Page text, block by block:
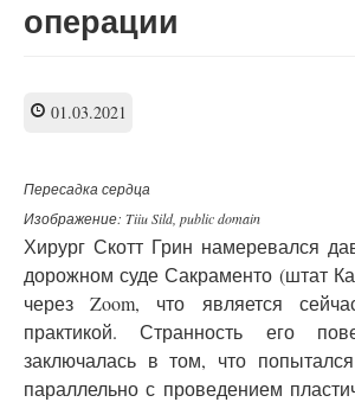
операции
01.03.2021
Пересадка сердца
Изображение: Tiiu Sild, public domain
Хирург Скотт Грин намеревался
дорожном суде Сакраменто (штат
через Zoom, что является
практикой. Странность его
заключалась в том, что
параллельно с проведением